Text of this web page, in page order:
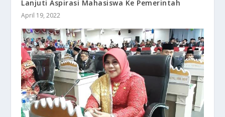
Lanjuti Aspirasi Mahasiswa Ke Pemerintah
April 19, 2022